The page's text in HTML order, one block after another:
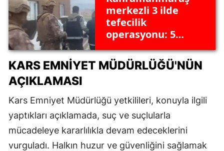
merkezli 3 ilde
tefecilik
operasyonu: 5
KARS EMNIYET MÜDÜRLÜĞÜ'NÜN
AÇIKLAMASI
Kars Emniyet Müdürlüğü yetkilileri, konuyla ilgili
yaptıkları açıklamada, suç ve suçlularla
mücadeleye kararlılıkla devam edeceklerini
vurguladı. Halkın huzur ve güvenliğini sağlamak